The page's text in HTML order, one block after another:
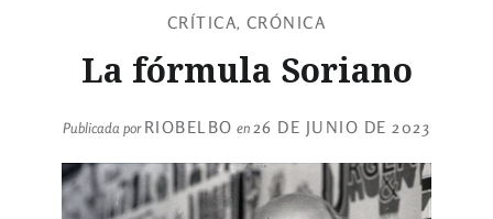
CRÍTICA, CRÓNICA
La fórmula Soriano
Publicada porRIOBELBO en 26 DE JUNIO DE 2023